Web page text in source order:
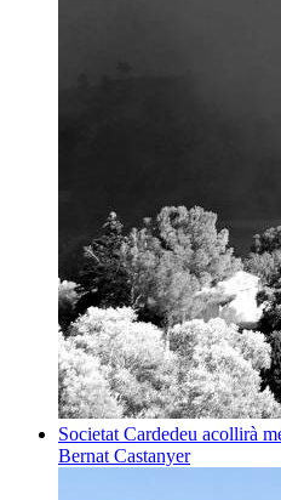
Societat Cardedeu acollirà
Bernat Castanyer